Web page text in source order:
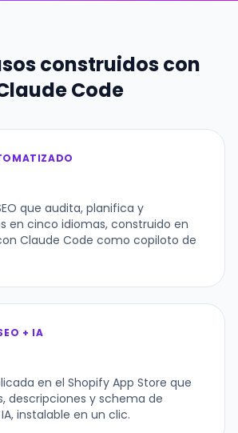
construidos con
Code
que audita, planifica y
en cinco idiomas, construido en
Claude Code como copiloto de
+ IA
en el Shopify App Store que
descripciones y schema de
instalable en un clic.